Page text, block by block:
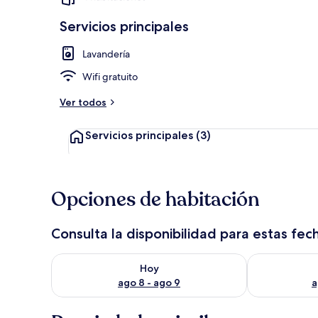
4
Servicios principales
Lavandería
Wifi gratuito
Ver todos
Servicios principales (3)
Opciones de habitación
Consulta la disponibilidad para estas
Hoy
ago 8 - ago 9
Consulta la disponibilidad para hoy ago 8 - ago 9
Consulta la